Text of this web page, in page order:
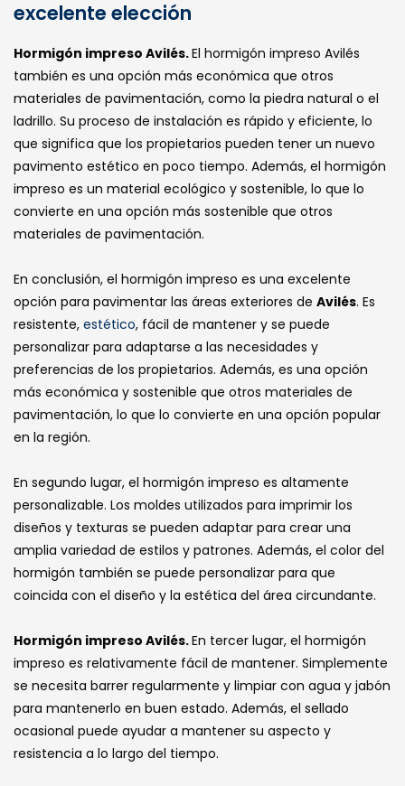
excelente elección
Hormigón impreso Avilés.El hormigón impreso Avilés
también es una opción más económica que otros
materiales de pavimentación, como la piedra natural o el
ladrillo. Su proceso de instalación es rápido y eficiente, lo
que significa que los propietarios pueden tener un nuevo
pavimento estético en poco tiempo. Además, el hormigón
impreso es un material ecológico y sostenible, lo que lo
convierte en una opción más sostenible que otros
materiales de pavimentación.
En conclusión, el hormigón impreso es una excelente
opción para pavimentar las áreas exteriores de Avilés. Es
resistente, estético, fácil de mantener y se puede
personalizar para adaptarse a las necesidades y
preferencias de los propietarios. Además, es una opción
más económica y sostenible que otros materiales de
pavimentación, lo que lo convierte en una opción popular
en la región.
En segundo lugar, el hormigón impreso es altamente
personalizable. Los moldes utilizados para imprimir los
diseños y texturas se pueden adaptar para crear una
amplia variedad de estilos y patrones. Además, el color del
hormigón también se puede personalizar para que
coincida con el diseño y la estética del área circundante.
Hormigón impreso Avilés.En tercer lugar, el hormigón
impreso es relativamente fácil de mantener. Simplemente
se necesita barrer regularmente y limpiar con agua y jabón
para mantenerlo en buen estado. Además, el sellado
ocasional puede ayudar a mantener su aspecto y
resistencia a lo largo del tiempo.